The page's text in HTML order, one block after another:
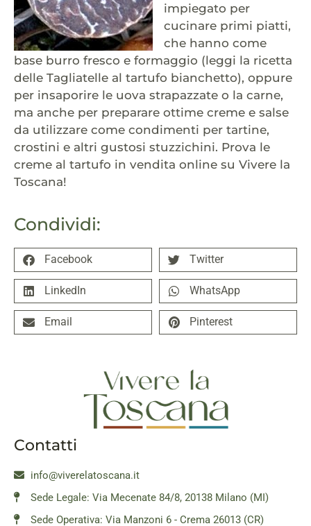
Condividi:
Facebook Twitter
LinkedIn WhatsApp
Email Pinterest
impiegato per
cucinare primi piatti,
che hanno come
base burro fresco e formaggio (leggi la ricetta
delle Tagliatelle al tartufo bianchetto), oppure
per insaporire le uova strapazzate o la carne,
ma anche per preparare ottime creme e salse
da utilizzare come condimenti per tartine,
crostini e altri gustosi stuzzichini. Prova le
creme al tartufo in vendita online su Vivere la
Toscana!
Contatti
info@viverelatoscana.it
Sede Legale: Via Mecenate 84/8, 20138 Milano (MI)
Sede Operativa: Via Manzoni 6 - Crema 26013 (CR)